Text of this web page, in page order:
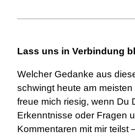
Lass uns in Verbindung
Welcher Gedanke aus
schwingt heute am
freue mich riesig, wenn Du
Erkenntnisse oder Fragen
Kommentaren mit mir teilst